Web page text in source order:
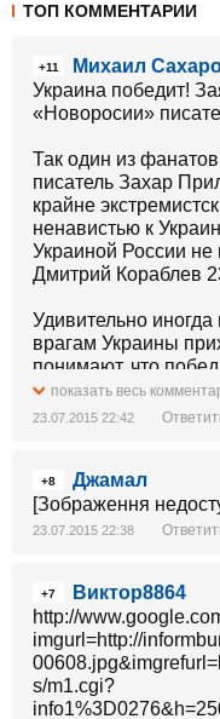
ТОП КОММЕНТАРИИ
+11
Михаил
Украина победит!
«Новоросии»
Так один из
писатель Захар
крайне
ненавистью к
Украиной России
Дмитрий Кораблев
Удивительно
врагам Украины
понимают, что
Так один из
ненавистью к
Украиной России не
Украина наши
страха нет, бедности
И что удивительно,
ксенофобских,
заявлений, он
показать весь
23.07.2015 22:42
+8
Джамал
[Зображення
23.07.2015 22:38
+7
Виктор8864
http://
imgurl=http://
s/m1.cgi?